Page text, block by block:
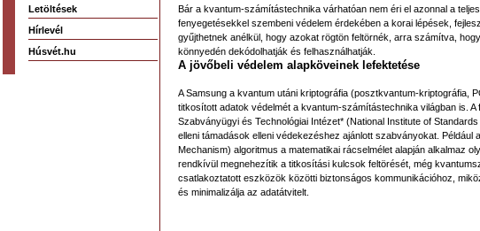
Letöltések
Hírlevél
Húsvét.hu
Bár a kvantum-számítástechnika várhatóan nem éri el azonnal a
fenyegetésekkel szembeni védelem érdekében a korai lépések,
gyűjthetnek anélkül, hogy azokat rögtön feltörnék, arra számítva,
könnyedén dekódolhatják és felhasználhatják.
A jövőbeli védelem alapköveinek lefektetése
A Samsung a kvantum utáni kriptográfia (posztkvantum-kriptográfia,
titkosított adatok védelmét a kvantum-számítástechnika világban is.
Szabványügyi és Technológiai Intézet* (National Institute of
elleni támadások elleni védekezéshez ajánlott szabványokat.
Mechanism) algoritmus a matematikai rácselmélet alapján alkalmaz
rendkívül megnehezítik a titkosítási kulcsok feltörését, még
csatlakoztatott eszközök közötti biztonságos kommunikációhoz,
és minimalizálja az adatátvitelt.